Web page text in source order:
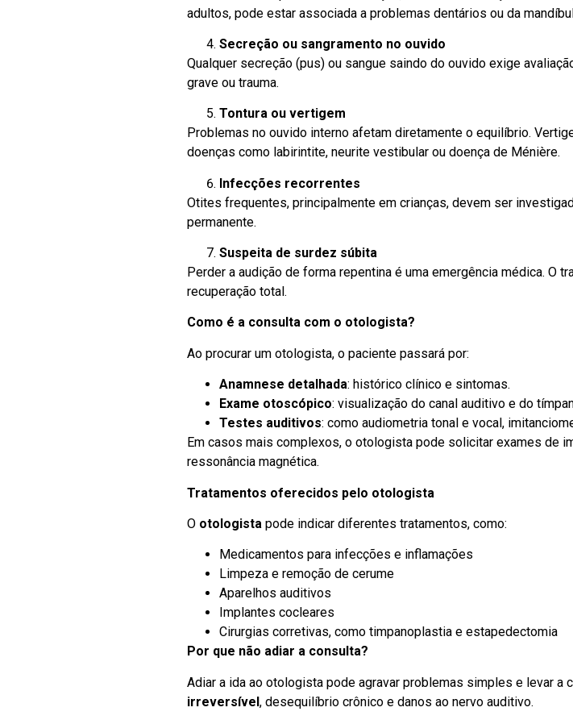
adultos, pode estar associada a problemas dentários ou da
Secreção ou sangramento no ouvido
Qualquer secreção (pus) ou sangue saindo do ouvido exige
grave ou trauma.
Tontura ou vertigem
Problemas no ouvido interno afetam diretamente o equilíbrio.
doenças como labirintite, neurite vestibular ou doença de Ménière.
Infecções recorrentes
Otites frequentes, principalmente em crianças, devem ser
permanente.
Suspeita de surdez súbita
Perder a audição de forma repentina é uma emergência médica. O
recuperação total.
Como é a consulta com o otologista?
Ao procurar um otologista, o paciente passará por:
Anamnese detalhada: histórico clínico e sintomas.
Exame otoscópico: visualização do canal auditivo e do
Testes auditivos: como audiometria tonal e vocal,
Em casos mais complexos, o otologista pode solicitar exames de
ressonância magnética.
Tratamentos oferecidos pelo otologista
O otologista pode indicar diferentes tratamentos, como:
Medicamentos para infecções e inflamações
Limpeza e remoção de cerume
Aparelhos auditivos
Implantes cocleares
Cirurgias corretivas, como timpanoplastia e estapedectomia
Por que não adiar a consulta?
Adiar a ida ao otologista pode agravar problemas simples e levar a
irreversível, desequilíbrio crônico e danos ao nervo auditivo.